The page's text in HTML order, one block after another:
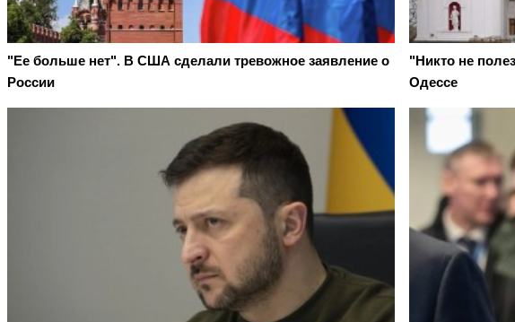
"Ее больше нет". В США сделали тревожное заявление о
России
"Никто не
Одессе